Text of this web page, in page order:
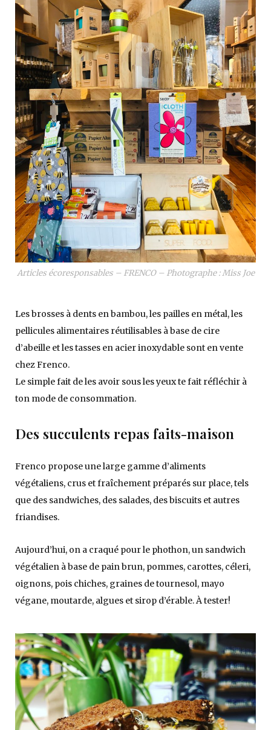
Articles écoresponsables – FRENCO – Photographe : Miss Joe
Les brosses à dents en bambou, les pailles en métal, les
pellicules alimentaires réutilisables à base de cire
d’abeille et les tasses en acier inoxydable sont en vente
chez Frenco.
Le simple fait de les avoir sous les yeux te fait réfléchir à
ton mode de consommation.
Des succulents repas faits-maison
Frenco propose une large gamme d’aliments
végétaliens, crus et fraîchement préparés sur place, tels
que des sandwiches, des salades, des biscuits et autres
friandises.
Aujourd’hui, on a craqué pour le phothon, un sandwich
végétalien à base de pain brun, pommes, carottes, céleri,
oignons, pois chiches, graines de tournesol, mayo
végane, moutarde, algues et sirop d’érable. À tester!